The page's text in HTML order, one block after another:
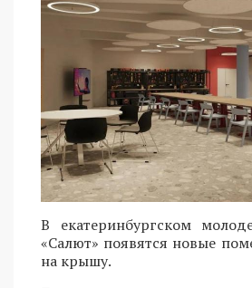
В екатеринбургском
«Салют» появятся новые
на крышу.